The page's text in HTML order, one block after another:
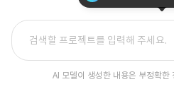
AI 모델이 생성한 내용은 부정확한